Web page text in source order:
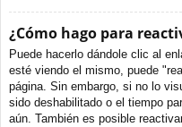
¿Cómo hago para
Puede hacerlo dándole clic al
esté viendo el mismo, puede
página. Sin embargo, si no lo
sido deshabilitado o el tiempo
aún. También es posible